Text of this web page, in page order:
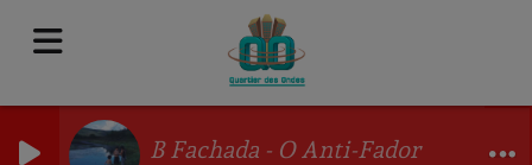
B Fachada - O Anti-Fador